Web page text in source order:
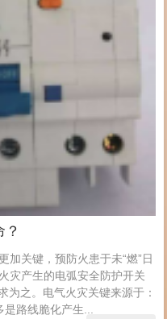
加关键，预防火患于未“燃”日
灾产生的电弧安全防护开关
之。电气火灾关键来源于：
路线脆化产生...